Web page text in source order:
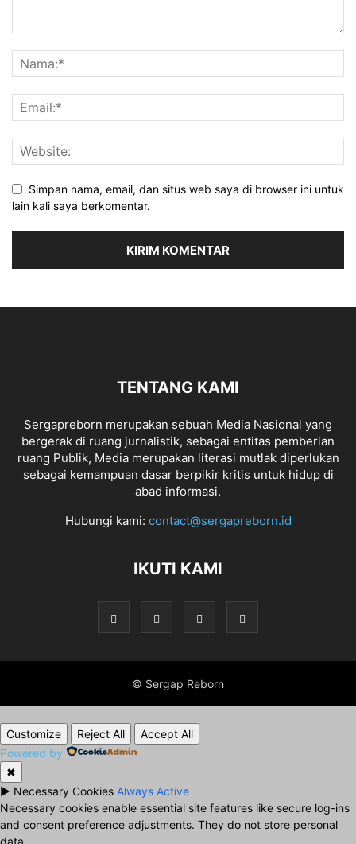
Simpan nama, email, dan situs web saya di browser ini untuk
lain kali saya berkomentar.
TENTANG KAMI
Sergapreborn merupakan sebuah Media Nasional yang
bergerak di ruang jurnalistik, sebagai entitas pemberian
ruang Publik, Media merupakan literasi mutlak diperlukan
sebagai kemampuan dasar berpikir kritis untuk hidup di
abad informasi.
Hubungi kami: contact@sergapreborn.id
IKUTI KAMI
© Sergap Reborn
Customize Reject All
Accept All
Powered by
✖
► Necessary Cookies Always Active
Necessary cookies enable essential site features like secure log-ins
and consent preference adjustments. They do not store personal